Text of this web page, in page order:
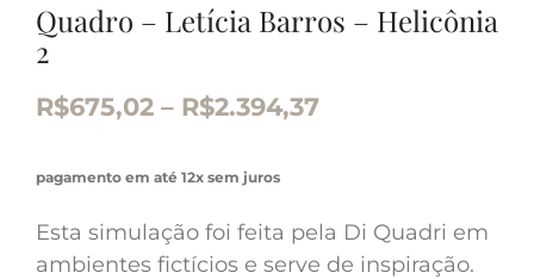
Quadro – Letícia Barros – Helicônia
2
R$675,02 – R$2.394,37
pagamento em até 12x sem juros
Esta simulação foi feita pela Di Quadri em
ambientes fictícios e serve de inspiração.